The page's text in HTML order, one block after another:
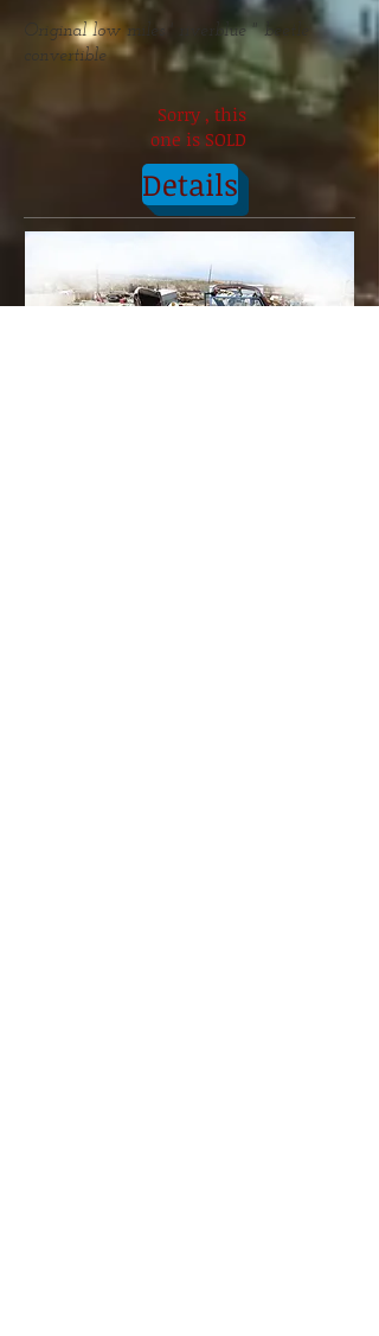
Original low miles ' riverblue " beetle
convertible
Sorry , this
one is SOLD
Details